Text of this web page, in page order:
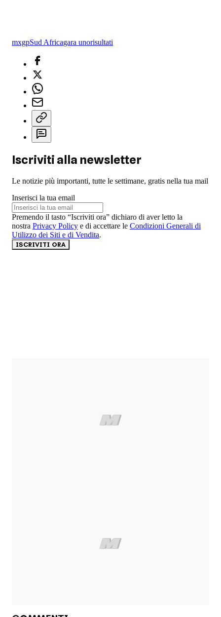
mxgpSud Africagara unorisultati
Iscriviti alla newsletter
Le notizie più importanti, tutte le settimane, gratis nella tua mail
Inserisci la tua email
Premendo il tasto “Iscriviti ora” dichiaro di aver letto la
nostra Privacy Policy e di accettare le Condizioni Generali di
Utilizzo dei Siti e di Vendita.
ISCRIVITI ORA